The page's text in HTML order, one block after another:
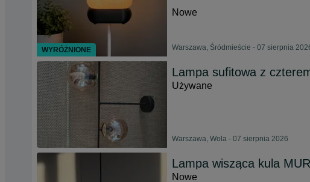
Nowe
Warszawa, Śródmieście - 07 sierpnia
Lampa sufitowa z
Używane
Warszawa, Wola - 07 sierpnia 2026
Lampa wisząca kula
Nowe
WYRÓŻNIONE